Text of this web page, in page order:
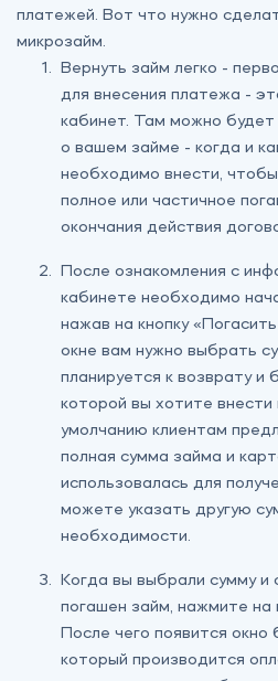
платежей. Вот что нужно
микрозайм.
Вернуть займ легко -
для внесения платежа -
кабинет. Там можно будет
о вашем займе - когда и
необходимо внести,
полное или частичное
окончания действия
После ознакомления с
кабинете необходимо
нажав на кнопку
окне вам нужно выбрать
планируется к возврату и
которой вы хотите
умолчанию клиентам
полная сумма займа и
использовалась для
можете указать другую
необходимости.
Когда вы выбрали сумму и
погашен займ, нажмите на
После чего появится окно
который производится